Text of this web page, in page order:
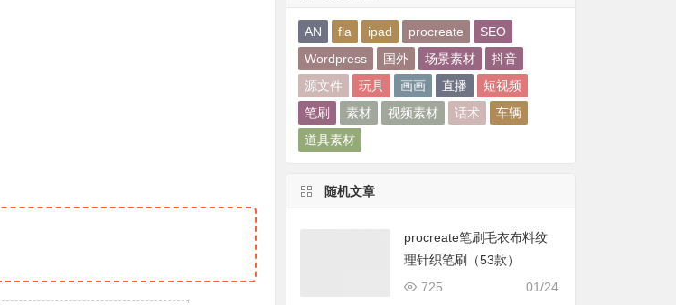
AN fla ipad procreate
SEO
Wordpress
国外 场景素材
抖音
源文件
玩具 画画 直播
短视频
笔刷
素材 视频素材 话术
车辆
道具素材
随机文章
procreate笔刷毛衣布料纹
理针织笔刷（53款）
01/24
725